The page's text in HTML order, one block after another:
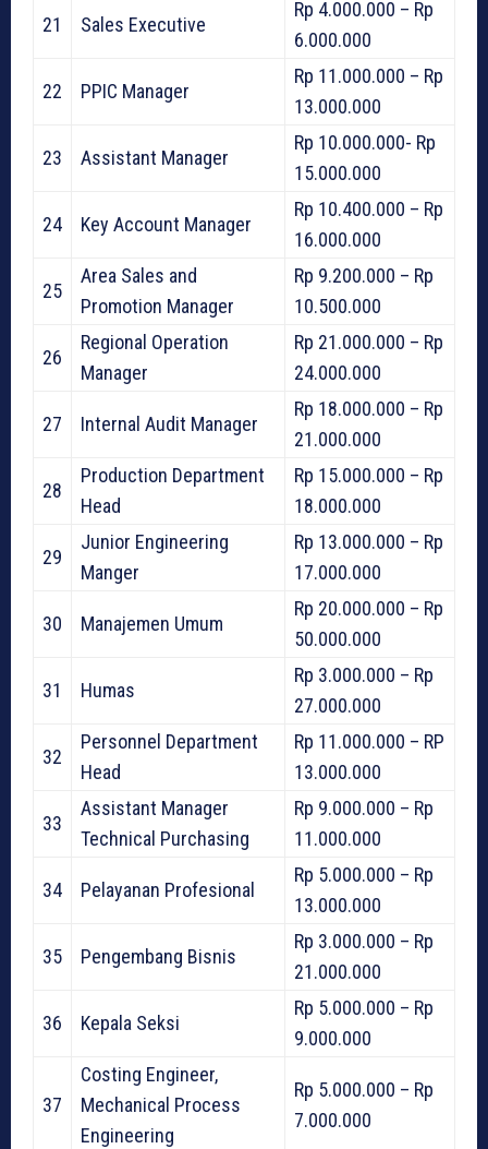
21 Sales Executive
Rp 4.000.000 – Rp
6.000.000
22 PPIC Manager
Rp 11.000.000 – Rp
13.000.000
23 Assistant Manager
Rp 10.000.000- Rp
15.000.000
24 Key Account Manager
Rp 10.400.000 – Rp
16.000.000
25
Area Sales and
Promotion Manager
Rp 9.200.000 – Rp
10.500.000
26
Regional Operation
Manager
Rp 21.000.000 – Rp
24.000.000
27 Internal Audit Manager
Rp 18.000.000 – Rp
21.000.000
28
Production Department
Head
Rp 15.000.000 – Rp
18.000.000
29
Junior Engineering
Manger
Rp 13.000.000 – Rp
17.000.000
30 Manajemen Umum
Rp 20.000.000 – Rp
50.000.000
31 Humas
Rp 3.000.000 – Rp
27.000.000
32
Personnel Department
Head
Rp 11.000.000 – RP
13.000.000
33
Assistant Manager
Technical Purchasing
Rp 9.000.000 – Rp
11.000.000
34 Pelayanan Profesional
Rp 5.000.000 – Rp
13.000.000
35 Pengembang Bisnis
Rp 3.000.000 – Rp
21.000.000
36 Kepala Seksi
Rp 5.000.000 – Rp
9.000.000
37
Costing Engineer,
Mechanical Process
Engineering
Rp 5.000.000 – Rp
7.000.000